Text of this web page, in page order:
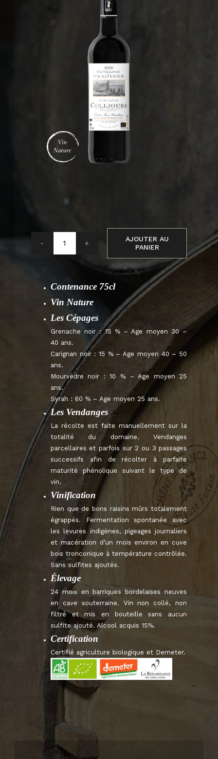
Nos Coffrets assortis
Vendu uniquement au Caveau
Salons & Évènements
Mon Compte
créer mon compte
Mon Panier
Cuvée
Capatas
2019
AJOUTER AU
PANIER
Contenance 75cl
Vin Nature
Les Cépages
Grenache noir : 15 % – Age moyen 30 –
40 ans.
Carignan noir : 15 % – Age moyen 40 – 50
ans.
Mourvèdre noir : 10 % – Age moyen 25
ans.
Syrah : 60 % – Age moyen 25 ans.
Les Vendanges
La récolte est faite manuellement sur la
totalité du domaine. Vendanges
parcellaires et parfois sur 2 ou 3 passages
successifs afin de récolter à parfaite
maturité phénolique suivant le type de
vin.
Vinification
Rien que de bons raisins mûrs totalement
égrappés. Fermentation spontanée avec
les levures indigènes, pigeages journaliers
et macération d’un mois environ en cuve
bois tronconique à température contrôlée.
Sans sulfites ajoutés.
Élevage
24 mois en barriques bordelaises neuves
en cave souterraine. Vin non collé, non
filtré et mis en bouteille sans aucun
sulfite ajouté. Alcool acquis 15%.
Certification
Certifié agriculture biologique et Demeter.